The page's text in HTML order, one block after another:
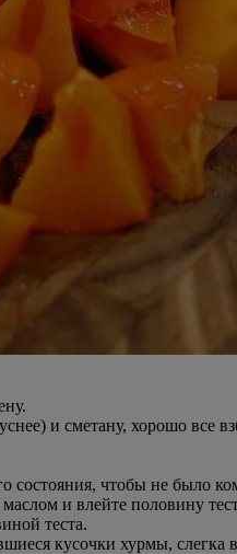
и сметану, хорошо все
состояния, чтобы не было
и влейте половину
теста.
кусочки хурмы,